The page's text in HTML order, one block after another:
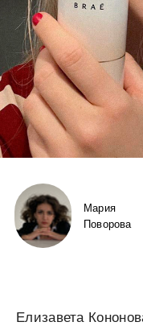
Мария
Поворова
Елизавета